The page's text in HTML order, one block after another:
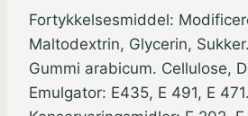
Fortykkelsesmiddel:
Maltodextrin, Glycerin,
Gummi arabicum. Cellulose,
Emulgator: E435, E 491, E